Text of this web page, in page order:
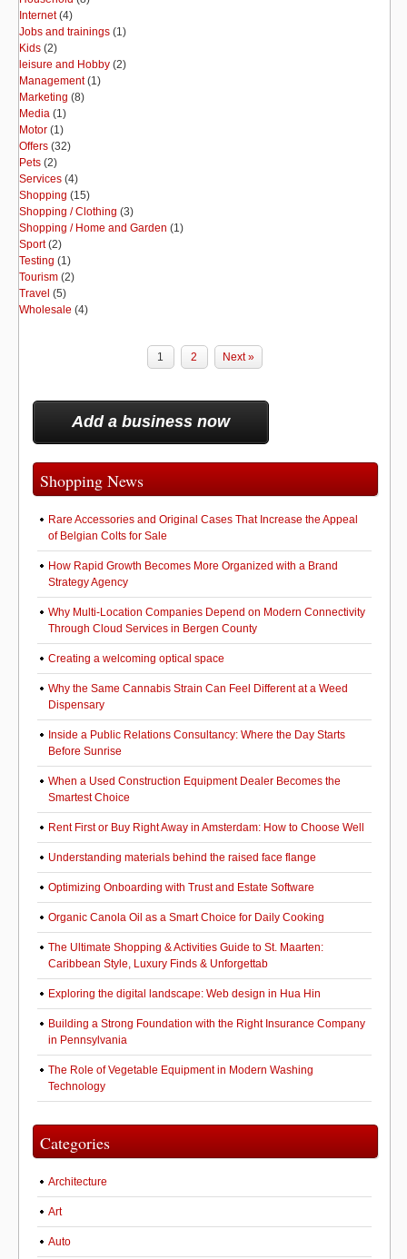
Internet(4)
Jobs and trainings (1)
Kids (2)
leisure and Hobby (2)
Management(1)
Marketing (8)
Media (1)
Motor (1)
Offers (32)
Pets (2)
Services (4)
Shopping (15)
Shopping / Clothing (3)
Shopping / Home and Garden (1)
Sport(2)
Testing (1)
Tourism (2)
Travel (5)
Wholesale (4)
1 2 Next »
Add a business now
Shopping News
Rare Accessories and Original Cases That Increase the Appeal
of Belgian Colts for Sale
How Rapid Growth Becomes More Organized with a Brand
Strategy Agency
Why Multi-Location Companies Depend on Modern Connectivity
Through Cloud Services in Bergen County
Creating a welcoming optical space
Why the Same Cannabis Strain Can Feel Different at a Weed
Dispensary
Inside a Public Relations Consultancy: Where the Day Starts
Before Sunrise
When a Used Construction Equipment Dealer Becomes the
Smartest Choice
Rent First or Buy Right Away in Amsterdam: How to Choose Well
Understanding materials behind the raised face flange
Optimizing Onboarding with Trust and Estate Software
Organic Canola Oil as a Smart Choice for Daily Cooking
The Ultimate Shopping & Activities Guide to St. Maarten:
Caribbean Style, Luxury Finds & Unforgettab
Exploring the digital landscape: Web design in Hua Hin
Building a Strong Foundation with the Right Insurance Company
in Pennsylvania
The Role of Vegetable Equipment in Modern Washing
Technology
Categories
Architecture
Art
Auto